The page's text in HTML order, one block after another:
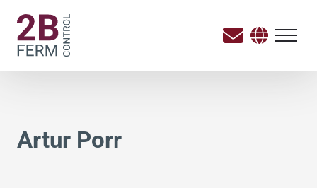
Artur Porr